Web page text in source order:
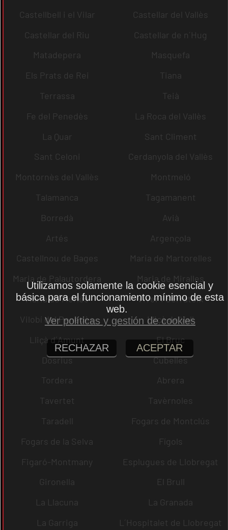
Castellbell i el Vilar
Castellar del Vallès
Castellar del Riu
Castellar de n´Hug
Matadepera
Masquefa
Els Prats de Rei
Tiana
Terrassa
Teià
Fe del Penedès
La Roca del Vallès
La Quar
Sant Climent
Sant Celoni
Cerdanyola del Vallès
Montornès del Vallès
Montmeló
Talamanca
Tagamanent
Borredà
Avià
Artés
Argençola
Castellnou de Bages
Maria de Martorelles
Maria de Palautordera
Maria de Miralles
Maria de Merlès
Viver i Serrateix
Vilobí del Penedès
Lliçà de Vall
Lliçà d´Amunt
El Bruc
Dosrius
Cubelles
Tordera
Abrera
Tavertet
Tavèrnoles
Taradell
Fogars de Montclús
Fogars de la Selva
Fígols
Figaró-Montmany
Esplugues de Llobregat
Gironella
El Brull
La Llacuna
La Granada
La Garriga
L´Hospitalet de Llobregat
Utilizamos solamente la cookie esencial y
básica para el funcionamiento mínimo de esta
web.
Ver políticas y gestión de cookies
RECHAZAR ACEPTAR